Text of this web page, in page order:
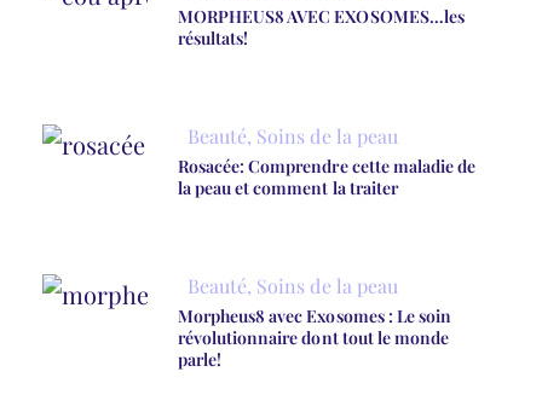
MORPHEUS8 AVEC EXOSOMES…les
résultats!
Beauté, Soins de la peau
Rosacée: Comprendre cette maladie de
la peau et comment la traiter
Beauté, Soins de la peau
Morpheus8 avec Exosomes : Le soin
révolutionnaire dont tout le monde
parle!